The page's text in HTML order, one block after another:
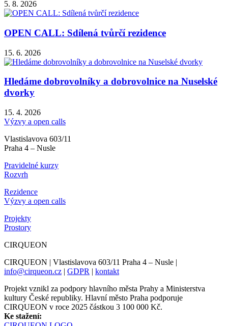
5. 8. 2026
OPEN CALL: Sdílená tvůrčí rezidence
15. 6. 2026
Hledáme dobrovolníky a dobrovolnice na Nuselské
dvorky
15. 4. 2026
Výzvy a open calls
Vlastislavova 603/11
Praha 4 – Nusle
Pravidelné kurzy
Rozvrh
Rezidence
Výzvy a open calls
Projekty
Prostory
CIRQUEON
CIRQUEON | Vlastislavova 603/11 Praha 4 – Nusle |
info@cirqueon.cz | GDPR | kontakt
Projekt vznikl za podpory hlavního města Prahy a Ministerstva
kultury České republiky. Hlavní město Praha podporuje
CIRQUEON v roce 2025 částkou 3 100 000 Kč.
Ke stažení: